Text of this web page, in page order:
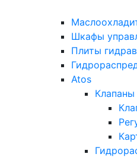
Шкафы
Плиты
Atos